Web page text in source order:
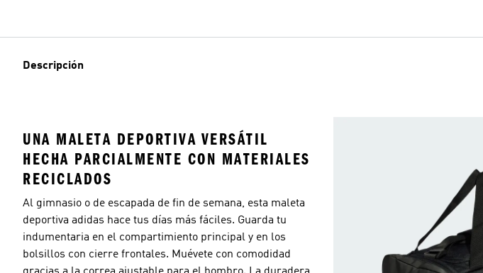
Descripción
UNA MALETA DEPORTIVA VERSÁTIL
HECHA PARCIALMENTE CON MATERIALES
RECICLADOS
Al gimnasio o de escapada de fin de semana, esta maleta
deportiva adidas hace tus días más fáciles. Guarda tu
indumentaria en el compartimiento principal y en los
bolsillos con cierre frontales. Muévete con comodidad